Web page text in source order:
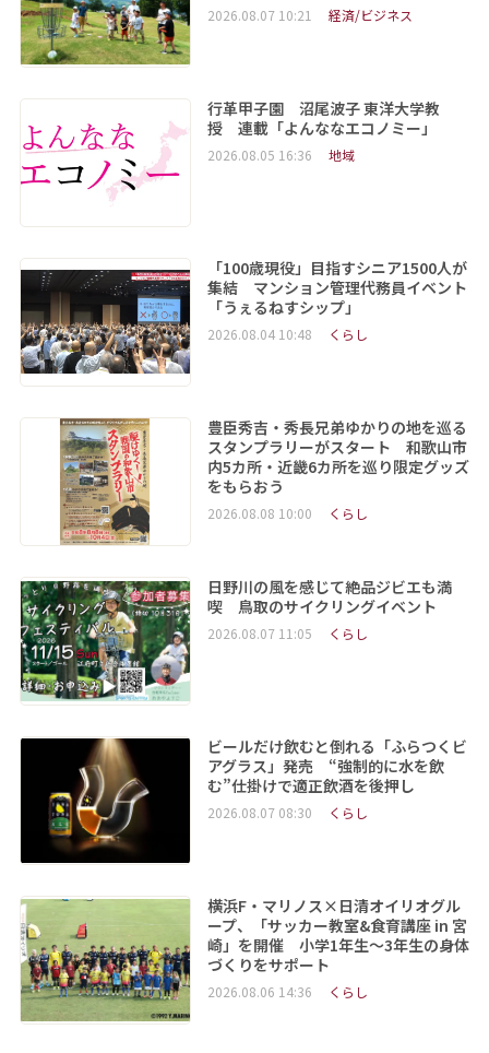
2026.08.07 10:21 経済/ビジネス
行革甲子園 沼尾波子 東洋大学教
授 連載「よんななエコノミー」
2026.08.05 16:36 地域
「100歳現役」目指すシニア1500人が
集結 マンション管理代務員イベント
「うぇるねすシップ」
2026.08.04 10:48 くらし
豊臣秀吉・秀長兄弟ゆかりの地を巡る
スタンプラリーがスタート 和歌山市
内5カ所・近畿6カ所を巡り限定グッズ
をもらおう
2026.08.08 10:00 くらし
日野川の風を感じて絶品ジビエも満
喫 鳥取のサイクリングイベント
2026.08.07 11:05 くらし
ビールだけ飲むと倒れる「ふらつくビ
アグラス」発売 “強制的に水を飲
む”仕掛けで適正飲酒を後押し
2026.08.07 08:30 くらし
横浜F・マリノス×日清オイリオグル
ープ、「サッカー教室&食育講座 in 宮
崎」を開催 小学1年生～3年生の身体
づくりをサポート
2026.08.06 14:36 くらし